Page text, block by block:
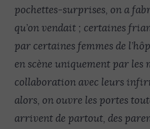
pochettes-surprises, on a
qu’on vendait ; certaines
par certaines femmes de
en scène uniquement par les
collaboration avec leurs
alors, on ouvre les portes
arrivent de partout, des